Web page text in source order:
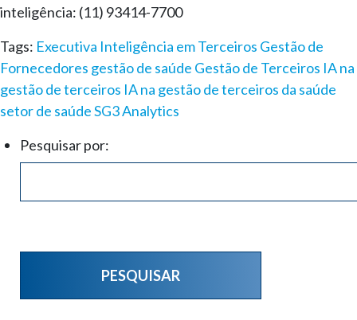
inteligência: (11) 93414-7700
Tags: Executiva Inteligência em Terceiros Gestão de
Fornecedores gestão de saúde Gestão de Terceiros IA na
gestão de terceiros IA na gestão de terceiros da saúde
setor de saúdeSG3 Analytics
Pesquisar por: